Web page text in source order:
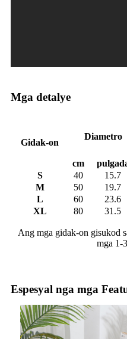
Mga detalye
Gidak-on
Diametro
cm
S
40 15.7
M
50 19.7
L
60 23.6
XL
80 31.5
Ang mga gidak-on gisukod
mga 1-
Espesyal nga mga